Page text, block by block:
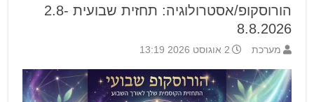
הורוסקופ/אסטרולוגיה: תחזית שבועית 2.8-
8.8.2026
מערכת 2 אוגוסט 2026 13:19